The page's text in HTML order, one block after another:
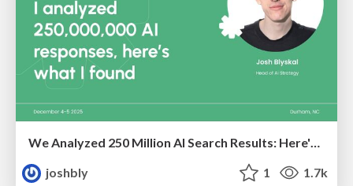
joshbly
1 1.7k